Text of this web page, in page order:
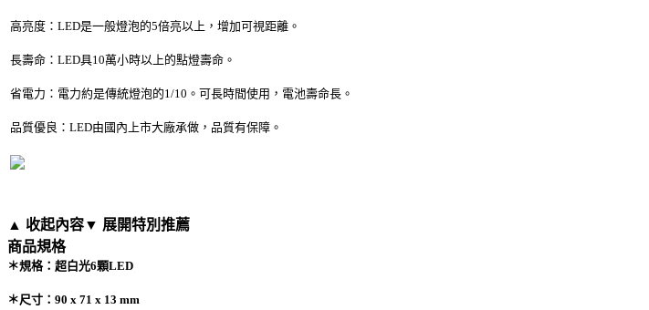
高亮度：LED是一般燈泡的5倍亮以上，增加可視距離。
長壽命：LED具10萬小時以上的點燈壽命。
省電力：電力約是傳統燈泡的1/10。可長時間使用，電池壽命長。
品質優良：LED由國內上市大廠承做，品質有保障。
▲ 收起內容▼ 展開特別推薦
商品規格
＊規格：超白光6顆LED
＊尺寸：90 x 71 x 13 mm